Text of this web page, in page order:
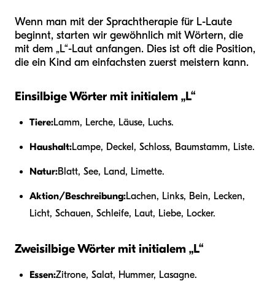
Wenn man mit der Sprachtherapie für L-Laute
beginnt, starten wir gewöhnlich mit Wörtern, die
mit dem „L“-Laut anfangen. Dies ist oft die Position,
die ein Kind am einfachsten zuerst meistern kann.
Einsilbige Wörter mit initialem „L“
Tiere:Lamm, Lerche, Läuse, Luchs.
Haushalt:Lampe, Deckel, Schloss, Baumstamm, Liste.
Natur:Blatt, See, Land, Limette.
Aktion/Beschreibung:Lachen, Links, Bein, Lecken,
Licht, Schauen, Schleife, Laut, Liebe, Locker.
Zweisilbige Wörter mit initialem „L“
Essen:Zitrone, Salat, Hummer, Lasagne.